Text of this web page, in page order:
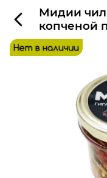
Мидии
копченой
«Лунское